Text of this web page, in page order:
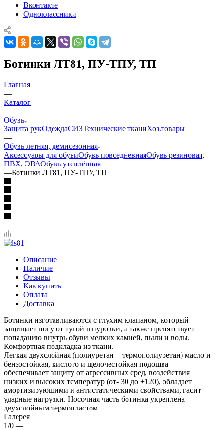
Вконтакте
Одноклассники
Ботинки ЛТ81, ПУ-ТПУ, ТП
Главная
—
Каталог
—
Обувь
Защита рукОдеждаСИЗТехнические тканиХоз.товары
—
Обувь летняя, демисезонная
Аксессуары для обувиОбувь повседневнаяОбувь резиновая,
ПВХ, ЭВАОбувь утеплённая
—Ботинки ЛТ81, ПУ-ТПУ, ТП
Описание
Наличие
Отзывы
Как купить
Оплата
Доставка
Ботинки изготавливаются с глухим клапаном, который
защищает ногу от тугой шнуровки, а также препятствует
попаданию внутрь обуви мелких камней, пыли и воды.
Комфортная подкладка из ткани.
Легкая двухслойная (полиуретан + термополиуретан) масло и
бензостойкая, кислото и щелочестойкая подошва
обеспечивает защиту от агрессивных сред, воздействия
низких и высоких температур (от- 30 до +120), обладает
амортизирующими и антистатическими свойствами, гасит
ударные нагрузки. Носочная часть ботинка укреплена
двухслойным термопластом.
Галерея
1/0 —